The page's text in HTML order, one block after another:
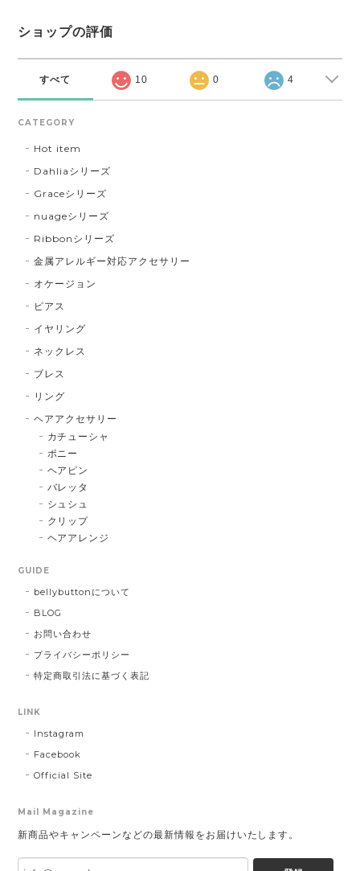
ショップの評価
すべて 10 0 4
CATEGORY
Hot item
Dahliaシリーズ
Graceシリーズ
nuageシリーズ
Ribbonシリーズ
金属アレルギー対応アクセサリー
オケージョン
ピアス
イヤリング
ネックレス
ブレス
リング
ヘアアクセサリー
カチューシャ
ポニー
ヘアピン
バレッタ
シュシュ
クリップ
ヘアアレンジ
GUIDE
bellybuttonについて
BLOG
お問い合わせ
プライバシーポリシー
特定商取引法に基づく表記
LINK
Instagram
Facebook
Official Site
Mail Magazine
新商品やキャンペーンなどの最新情報をお届けいたします。